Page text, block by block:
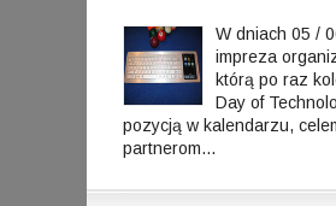
W dniach 05 /
impreza
którą po raz
Day of
pozycją w kalendarzu,
partnerom...